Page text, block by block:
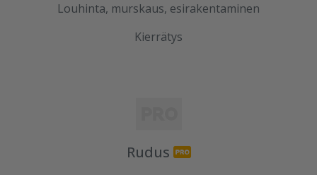
Louhinta, murskaus, esirakentaminen
Kierrätys
Rudus